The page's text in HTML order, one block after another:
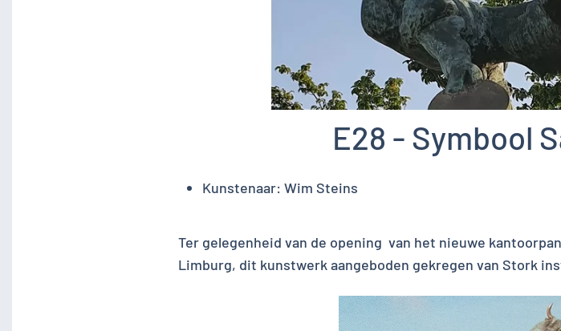
E28 - Symbool
Kunstenaar: Wim Steins
Ter gelegenheid van de opening van het nieuwe
Limburg, dit kunstwerk aangeboden gekregen van Stork